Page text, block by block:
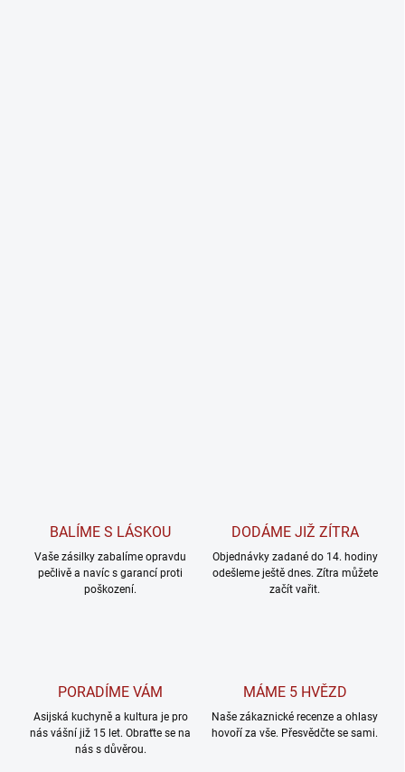
BALÍME S LÁSKOU
Vaše zásilky zabalíme opravdu
pečlivě a navíc s garancí proti
poškození.
DODÁME JIŽ ZÍTRA
Objednávky zadané do 14. hodiny
odešleme ještě dnes. Zítra můžete
začít vařit.
PORADÍME VÁM
Asijská kuchyně a kultura je pro
nás vášní již 15 let. Obraťte se na
nás s důvěrou.
MÁME 5 HVĚZD
Naše zákaznické recenze a ohlasy
hovoří za vše. Přesvědčte se sami.